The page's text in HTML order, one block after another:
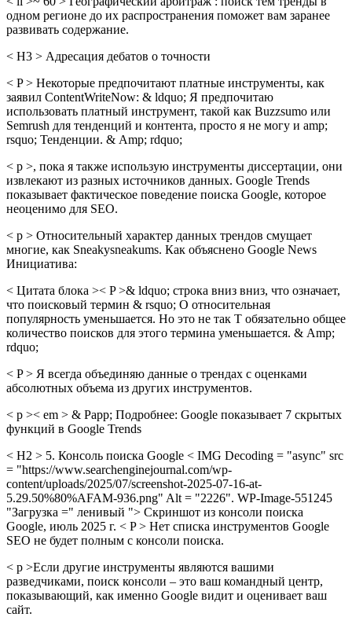
одном регионе до их распространения поможет вам заранее
развивать содержание.
< H3 > Адресация дебатов о точности
< P > Некоторые предпочитают платные инструменты, как
заявил ContentWriteNow: & ldquo; Я предпочитаю
использовать платный инструмент, такой как Buzzsumo или
Semrush для тенденций и контента, просто я не могу и amp;
rsquo; Тенденции. & Amp; rdquo;
< p >, пока я также использую инструменты диссертации, они
извлекают из разных источников данных. Google Trends
показывает фактическое поведение поиска Google, которое
неоценимо для SEO.
< p > Относительный характер данных трендов смущает
многие, как Sneakysneakums. Как объяснено Google News
Инициатива:
< Цитата блока >< P >& ldquo; строка вниз вниз, что означает,
что поисковый термин & rsquo; О относительная
популярность уменьшается. Но это не так Т обязательно общее
количество поисков для этого термина уменьшается. & Amp;
rdquo;
< P > Я всегда объединяю данные о трендах с оценками
абсолютных объема из других инструментов.
< p >< em > & Рарр; Подробнее: Google показывает 7 скрытых
функций в Google Trends
< H2 > 5. Консоль поиска Google < IMG Decoding = "async" src
= "https://www.searchenginejournal.com/wp-
content/uploads/2025/07/screenshot-2025-07-16-at-
5.29.50%80%AFAM-936.png" Alt = "2226". WP-Image-551245
"Загрузка =" ленивый "> Скриншот из консоли поиска
Google, июль 2025 г. < P > Нет списка инструментов Google
SEO не будет полным с консоли поиска.
< p >Если другие инструменты являются вашими
разведчиками, поиск консоли – это ваш командный центр,
показывающий, как именно Google видит и оценивает ваш
сайт.